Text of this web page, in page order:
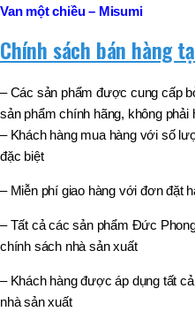
Van một chiều – Misumi
Chính sách bán hàng
– Các sản phẩm được cung cấp
sản phẩm chính hãng, không phải
– Khách hàng mua hàng với số
đặc biệt
– Miễn phí giao hàng với đơn đặt
– Tất cả các sản phẩm Đức
chính sách nhà sản xuất
– Khách hàng được áp dụng tất
nhà sản xuất